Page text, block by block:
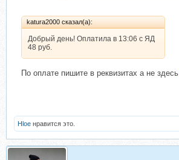
katura2000 сказал(а):
Добрый день! Оплатила в 13:06 с ЯД
48 руб.
По оплате пишите в реквизитах а не здесь
Hloe нравится это.